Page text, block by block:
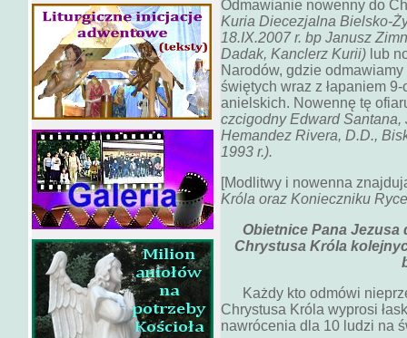
Odmawianie nowenny do
Kuria Diecezjalna Bielsko-
18.IX.2007 r. bp Janusz
Dadak, Kanclerz Kurii) lub
Narodów, gdzie
świętych wraz z łapaniem
anielskich. Nowennę tę
czcigodny Edward
Hemandez Rivera, D.D.,
1993 r.).
[Modlitwy i nowenna
Króla oraz Konieczniku
Obietnice Pana
Chrystusa Króla
Każdy kto odmówi
Chrystusa Króla wyprosi
nawrócenia dla 10 ludzi na